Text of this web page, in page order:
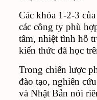
Các khóa 1-2-3
các công ty phù
tâm, nhiệt tình hỗ
kiến thức đã học
Trong chiến lược
đào tạo, nghiên
và Nhật Bản nói